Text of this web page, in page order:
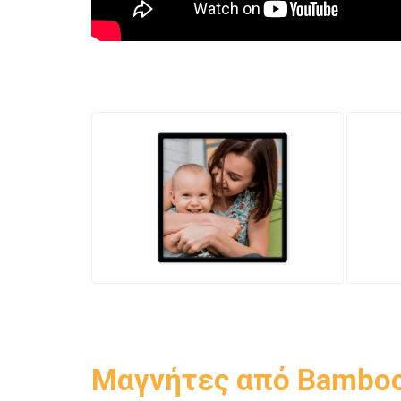
Μαγνήτες από